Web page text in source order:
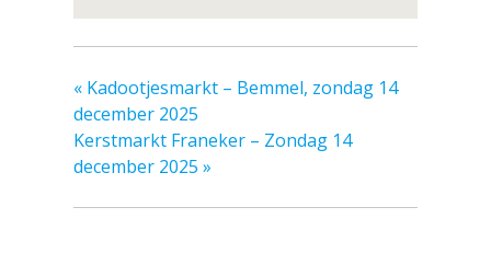
« Kadootjesmarkt – Bemmel, zondag 14
december 2025
Kerstmarkt Franeker – Zondag 14
december 2025 »